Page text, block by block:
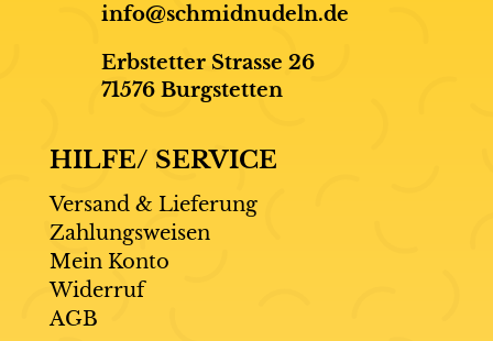
info@schmidnudeln.de
Erbstetter Strasse 26
71576 Burgstetten
HILFE/ SERVICE
Versand & Lieferung
Zahlungsweisen
Mein Konto
Widerruf
AGB